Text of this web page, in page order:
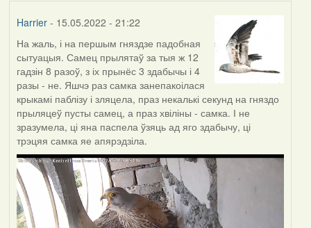
Harrier- 15.05.2022 - 21:22
На жаль, і на першым гняздзе падобная
сытуацыя. Самец прылятаў за тыя ж 12
гадзін 8 разоў, з іх прынёс 3 здабычы і 4
разы - не. Яшчэ раз самка занепакоілася
крыкамі паблізу і зляцела, праз некалькі секунд на гняздо
прыляцеў пусты самец, а праз хвіліны - самка. І не
зразумела, ці яна паспела ўзяць ад яго здабычу, ці
трэцяя самка яе апярэдзіла.